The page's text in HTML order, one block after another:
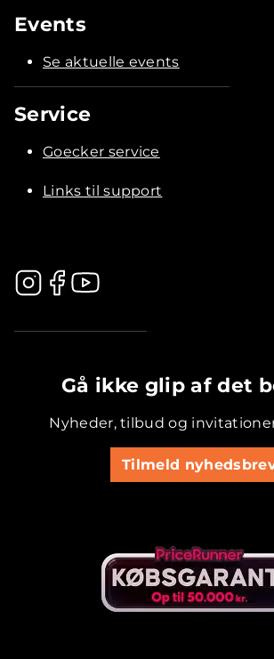
Events
Se aktuelle events
Service
Goecker service
Links til support
Gå ikke glip af det
Nyheder, tilbud og
Tilmeld